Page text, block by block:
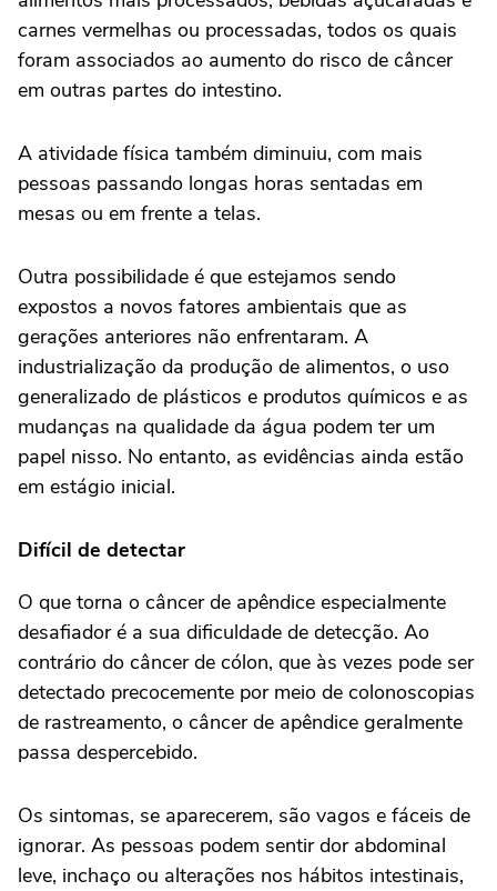
carnes vermelhas ou processadas, todos os quais
foram associados ao aumento do risco de câncer
em outras partes do intestino.
A atividade física também diminuiu, com mais
pessoas passando longas horas sentadas em
mesas ou em frente a telas.
Outra possibilidade é que estejamos sendo
expostos a novos fatores ambientais que as
gerações anteriores não enfrentaram. A
industrialização da produção de alimentos, o uso
generalizado de plásticos e produtos químicos e as
mudanças na qualidade da água podem ter um
papel nisso. No entanto, as evidências ainda estão
em estágio inicial.
Difícil de detectar
O que torna o câncer de apêndice especialmente
desafiador é a sua dificuldade de detecção. Ao
contrário do câncer de cólon, que às vezes pode ser
detectado precocemente por meio de colonoscopias
de rastreamento, o câncer de apêndice geralmente
passa despercebido.
Os sintomas, se aparecerem, são vagos e fáceis de
ignorar. As pessoas podem sentir dor abdominal
leve, inchaço ou alterações nos hábitos intestinais,